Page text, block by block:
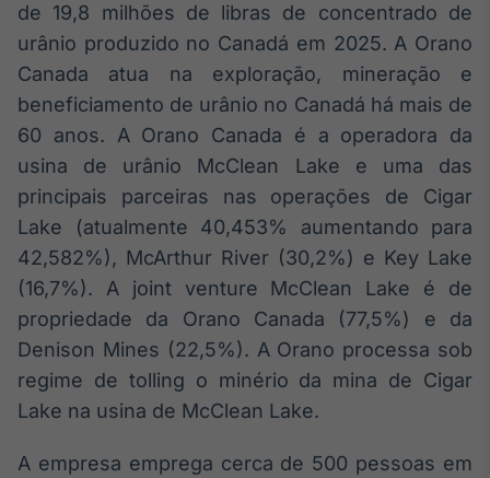
Broadcast
Radar
Monitoramento
inteligente de
notícias e
conteúdos
Broadcast
Fundos
A melhor
plataforma para
analisar fundos
de investimento
no Brasil
IA
Em breve
de 19,8 milhões de libras de concentrado de
urânio produzido no Canadá em 2025. A Orano
Canada atua na exploração, mineração e
beneficiamento de urânio no Canadá há mais de
60 anos. A Orano Canada é a operadora da
usina de urânio McClean Lake e uma das
principais parceiras nas operações de Cigar
Lake (atualmente 40,453% aumentando para
42,582%), McArthur River (30,2%) e Key Lake
(16,7%). A joint venture McClean Lake é de
propriedade da Orano Canada (77,5%) e da
Denison Mines (22,5%). A Orano processa sob
regime de tolling o minério da mina de Cigar
Lake na usina de McClean Lake.
A empresa emprega cerca de 500 pessoas em